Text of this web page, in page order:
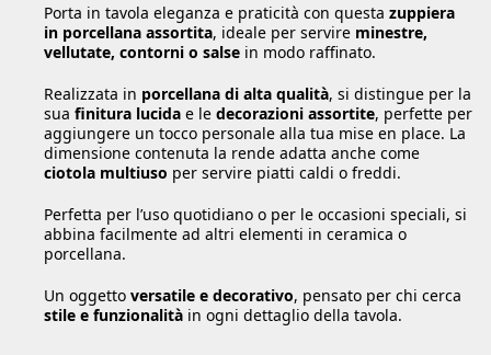
Porta in tavola eleganza e praticità con questa zuppiera
in porcellana assortita, ideale per servire minestre,
vellutate, contorni o salse in modo raffinato.
Realizzata in porcellana di alta qualità, si distingue per la
sua finitura lucida e le decorazioni assortite, perfette per
aggiungere un tocco personale alla tua mise en place. La
dimensione contenuta la rende adatta anche come
ciotola multiuso per servire piatti caldi o freddi.
Perfetta per l’uso quotidiano o per le occasioni speciali, si
abbina facilmente ad altri elementi in ceramica o
porcellana.
Un oggetto versatile e decorativo, pensato per chi cerca
stile e funzionalità in ogni dettaglio della tavola.